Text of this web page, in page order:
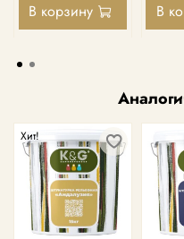
В корзину В
Хит!